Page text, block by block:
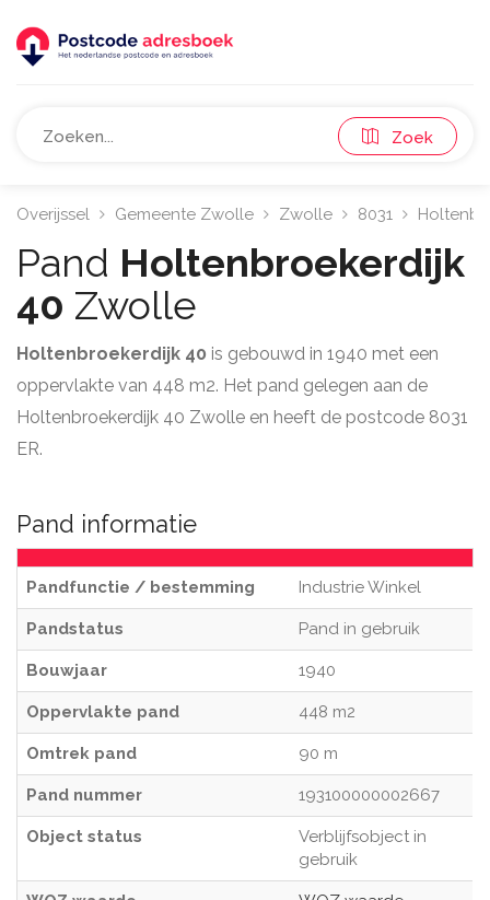
Zoek
Overijssel Gemeente Zwolle Zwolle 8031
Pand Holtenbroekerdijk
40 Zwolle
Holtenbroekerdijk 40 is gebouwd in 1940 met een
oppervlakte van 448 m2. Het pand gelegen aan de
Holtenbroekerdijk 40 Zwolle en heeft de postcode 8031
ER.
Pand informatie
Pandfunctie / bestemming Industrie Winkel
Pandstatus Pand in gebruik
Bouwjaar 1940
Oppervlakte pand 448 m2
Omtrek pand 90 m
Pand nummer 193100000002667
Object status
Verblijfsobject in
gebruik